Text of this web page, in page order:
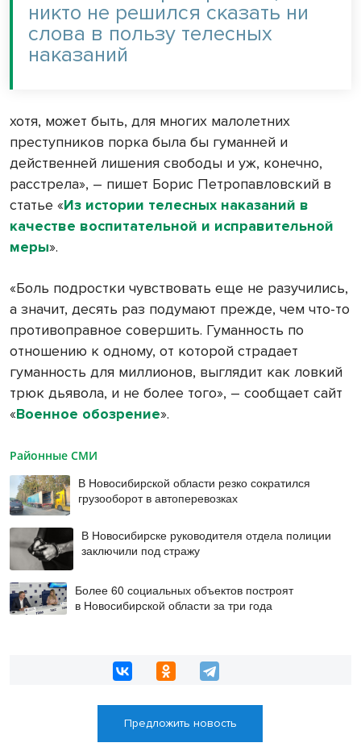
никто не решился сказать ни
слова в пользу телесных
наказаний
хотя, может быть, для многих малолетних
преступников порка была бы гуманней и
действенней лишения свободы и уж, конечно,
расстрела», – пишет Борис Петропавловский в
статье «Из истории телесных наказаний в
качестве воспитательной и исправительной
меры».
«Боль подростки чувствовать еще не разучились,
а значит, десять раз подумают прежде, чем что-то
противоправное совершить. Гуманность по
отношению к одному, от которой страдает
гуманность для миллионов, выглядит как ловкий
трюк дьявола, и не более того», – сообщает сайт
«Военное обозрение».
Районные СМИ
В Новосибирской области резко сократился
грузооборот в автоперевозках
В Новосибирске руководителя отдела полиции
заключили под стражу
Более 60 социальных объектов построят
в Новосибирской области за три года
Предложить новость